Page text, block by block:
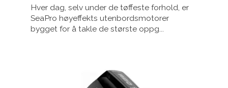
Hver dag, selv under de tøffeste forhold, er
SeaPro høyeffekts utenbordsmotorer
bygget for å takle de største oppg...